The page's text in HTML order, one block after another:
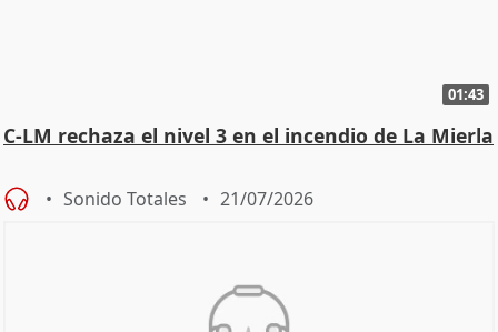
01:43
C-LM rechaza el nivel 3 en el incendio de La Mierla
Sonido Totales 21/07/2026